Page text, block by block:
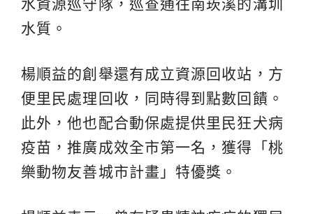
水資源巡守隊，巡查通往南崁溪的溝圳
水質。
楊順益的創舉還有成立資源回收站，方
便里民處理回收，同時得到點數回饋。
此外，他也配合動保處提供里民狂犬病
疫苗，推廣成效全市第一名，獲得「桃
樂動物友善城市計畫」特優獎。